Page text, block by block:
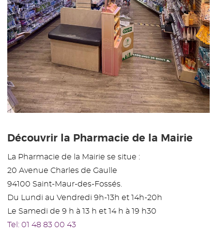
Découvrir la Pharmacie de la Mairie
La Pharmacie de la Mairie se situe :
20 Avenue Charles de Gaulle
94100 Saint-Maur-des-Fossés.
Du Lundi au Vendredi 9h-13h et 14h-20h
Le Samedi de 9 h à 13 h et 14 h à 19 h30
Tel: 01 48 83 00 43